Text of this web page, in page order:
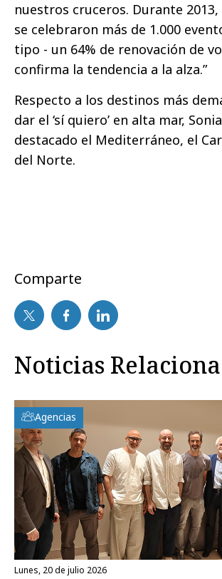
nuestros cruceros. Durante
se celebraron más de 1.000
tipo - un 64% de renovación de
confirma la tendencia a la alza.”
Respecto a los destinos más
dar el ‘sí quiero’ en alta mar,
destacado el Mediterráneo, el
del Norte.
Comparte
Noticias
Agencias
lunes, 20 de julio 2026